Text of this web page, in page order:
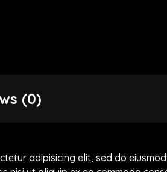
(0)
adipisicing elit, sed do